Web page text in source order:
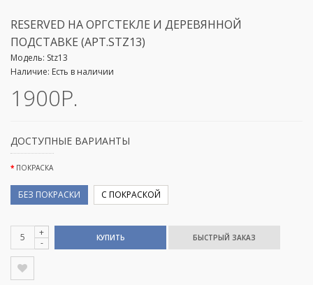
RESERVED НА ОРГСТЕКЛЕ И ДЕРЕВЯННОЙ
ПОДСТАВКЕ (АРТ.STZ13)
Модель: Stz13
Наличие: Есть в наличии
1900Р.
ДОСТУПНЫЕ ВАРИАНТЫ
ПОКРАСКА
БЕЗ ПОКРАСКИ С ПОКРАСКОЙ
+
-
КУПИТЬ